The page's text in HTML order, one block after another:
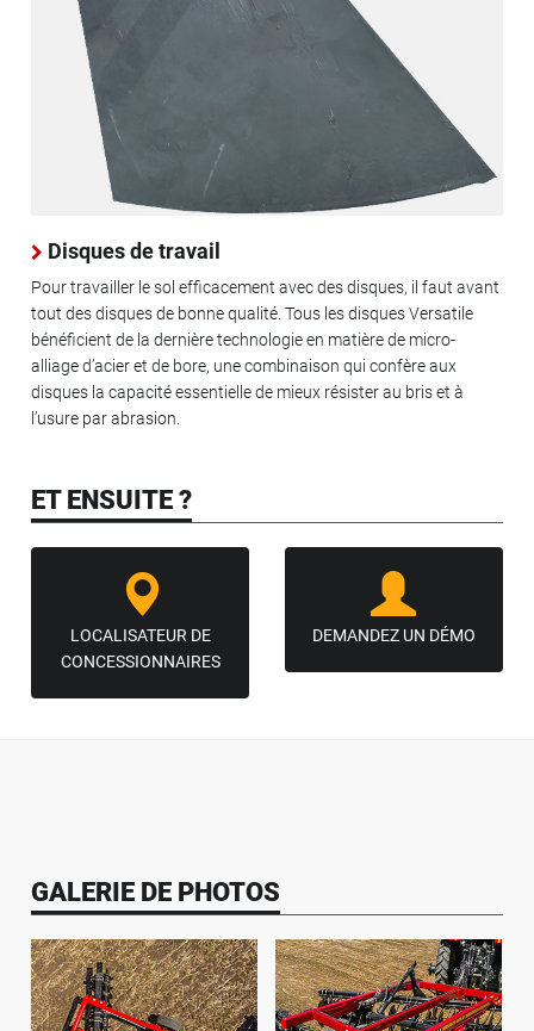
Disques de travail
Pour travailler le sol efficacement avec des disques, il faut avant
tout des disques de bonne qualité. Tous les disques Versatile
bénéficient de la dernière technologie en matière de micro-
alliage d’acier et de bore, une combinaison qui confère aux
disques la capacité essentielle de mieux résister au bris et à
l’usure par abrasion.
ET ENSUITE ?
LOCALISATEUR DE
CONCESSIONNAIRES
DEMANDEZ UN DÉMO
GALERIE DE PHOTOS